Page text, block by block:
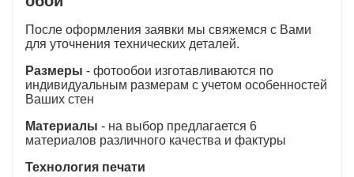
После оформления заявки мы свяжемся с Вами
для уточнения технических деталей.
Размеры - фотообои изготавливаются по
индивидуальным размерам с учетом особенностей
Ваших стен
Материалы - на выбор предлагается 6
материалов различного качества и фактуры
Технология печати